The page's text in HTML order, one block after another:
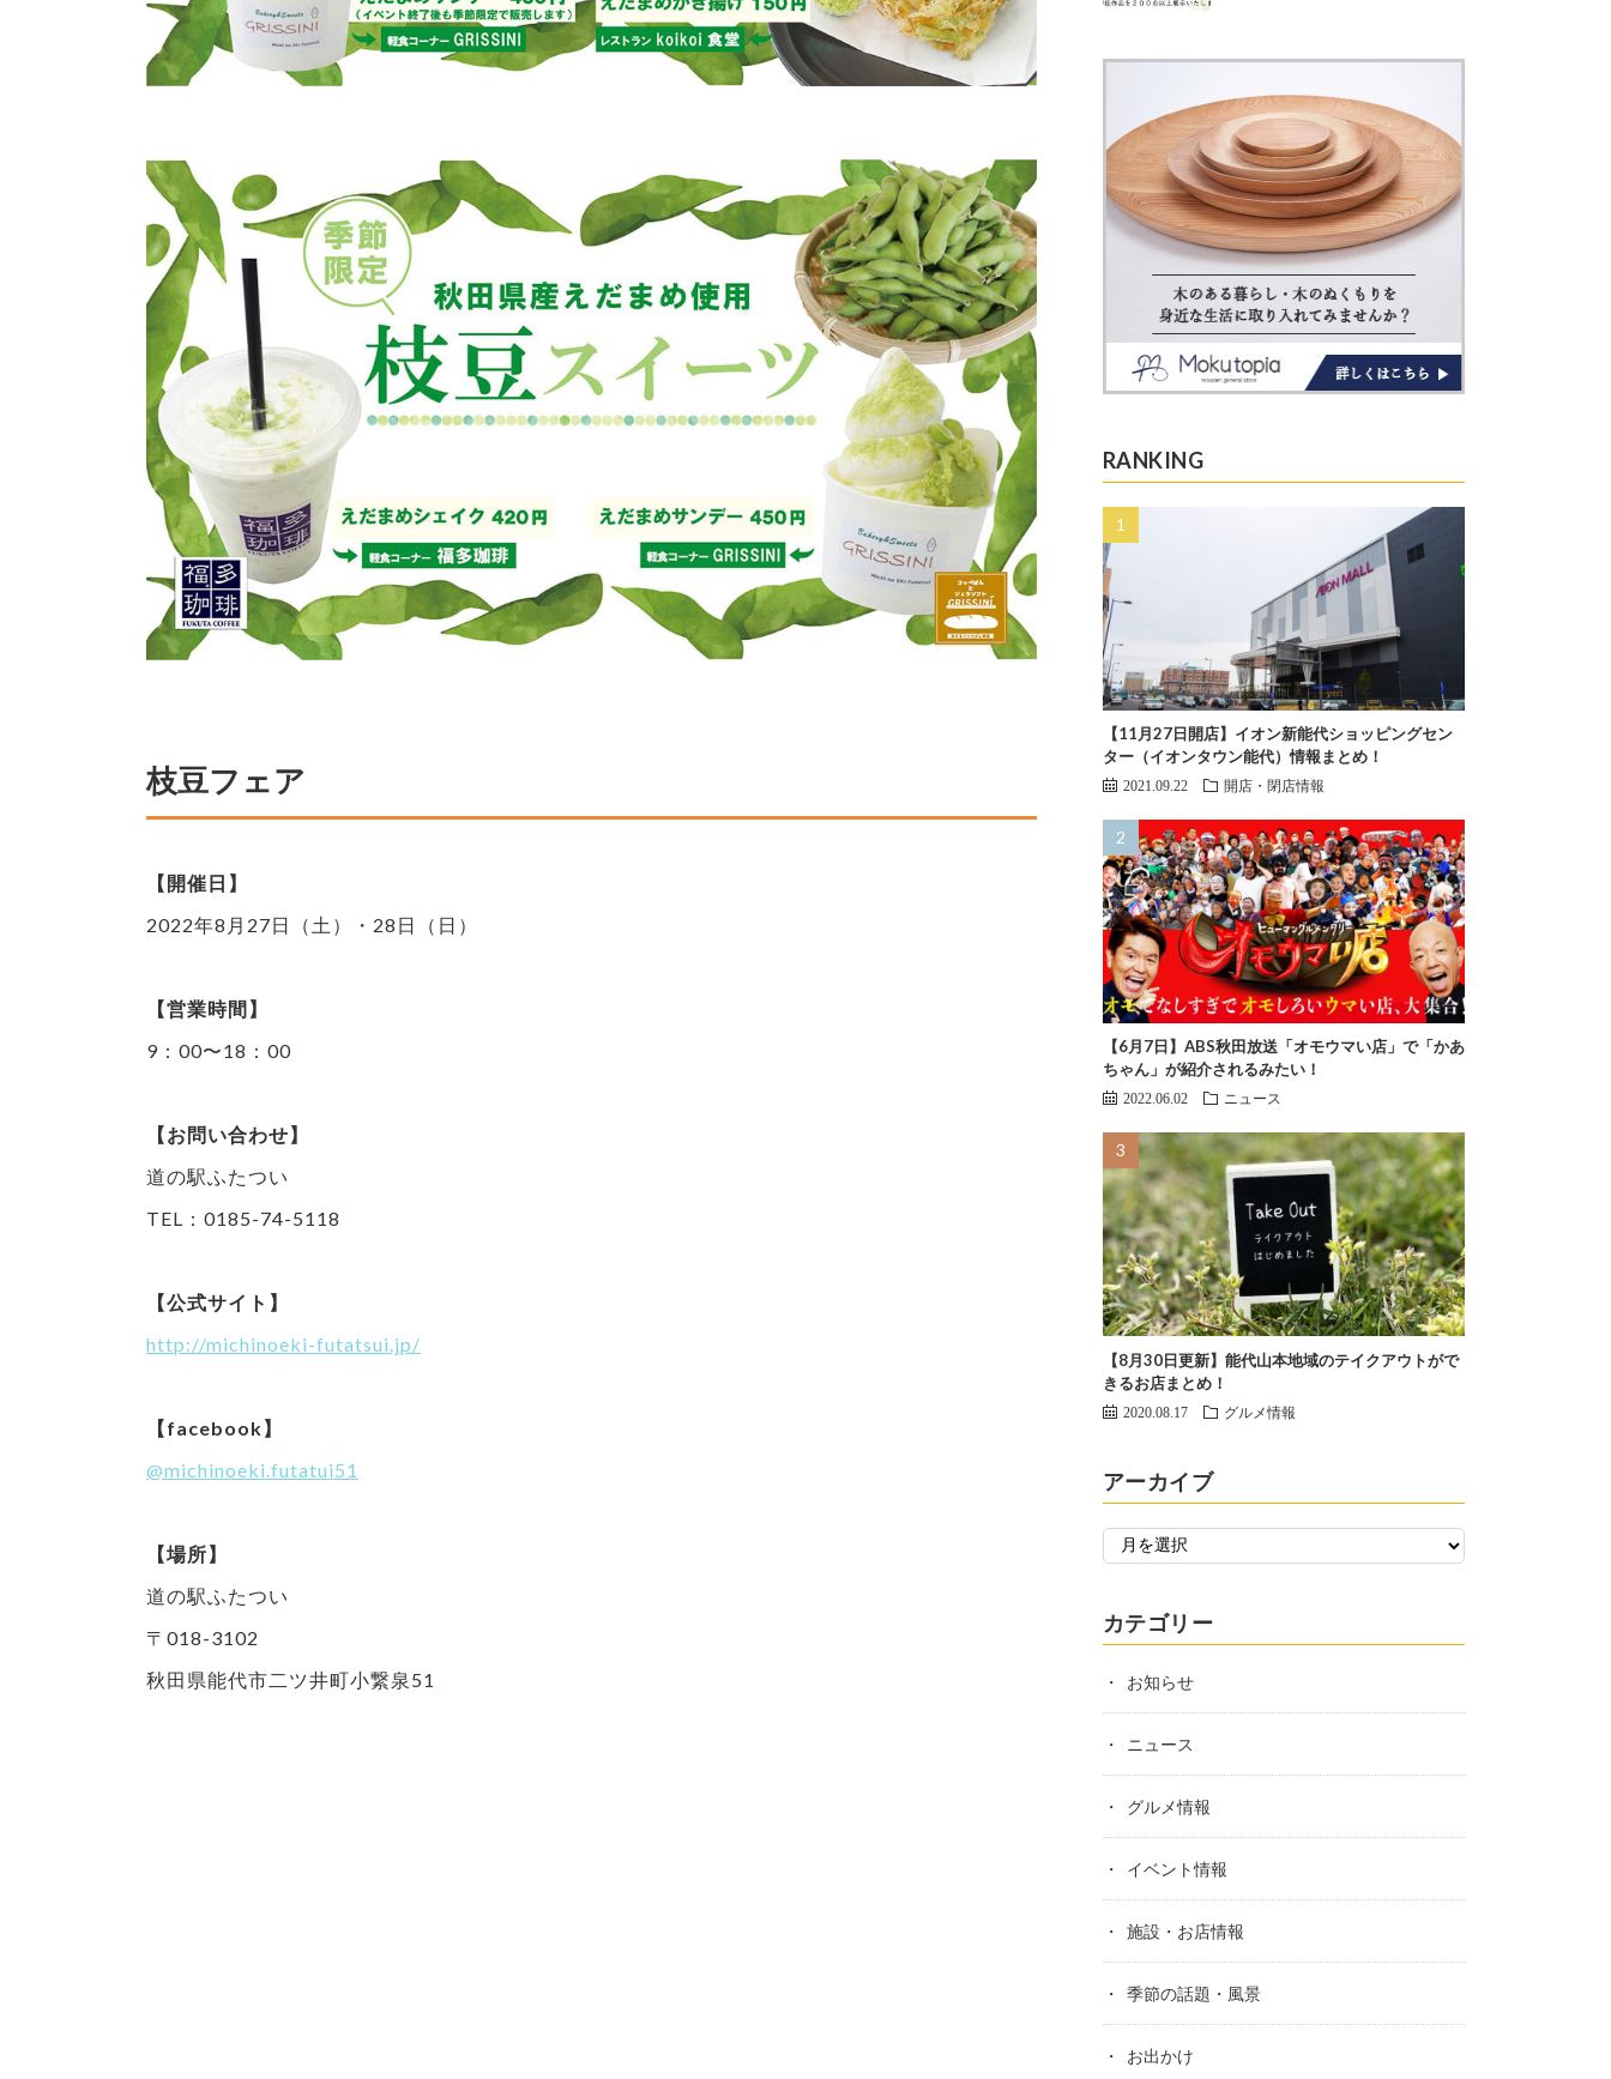
枝豆フェア
【開催日】
2022年8月27日（土）・28日（日）
【営業時間】
9：00〜18：00
【お問い合わせ】
道の駅ふたつい
TEL：0185-74-5118
【公式サイト】
http://michinoeki-futatsui.jp/
【facebook】
@michinoeki.futatui51
【場所】
道の駅ふたつい
〒018-3102
秋田県能代市二ツ井町小繋泉51
RANKING
【11月27日開店】イオン新能代ショッピングセン
ター（イオンタウン能代）情報まとめ！
2021.09.22 開店・閉店情報
【6月7日】ABS秋田放送「オモウマい店」で「かあ
ちゃん」が紹介されるみたい！
2022.06.02 ニュース
【8月30日更新】能代山本地域のテイクアウトがで
きるお店まとめ！
2020.08.17 グルメ情報
アーカイブ
カテゴリー
お知らせ
ニュース
グルメ情報
イベント情報
施設・お店情報
季節の話題・風景
お出かけ